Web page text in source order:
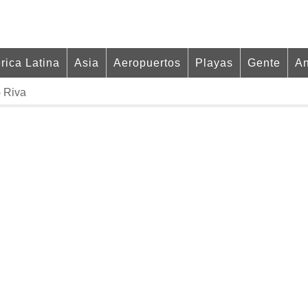
Latina Asia Aeropuertos Playas Gente
Riva